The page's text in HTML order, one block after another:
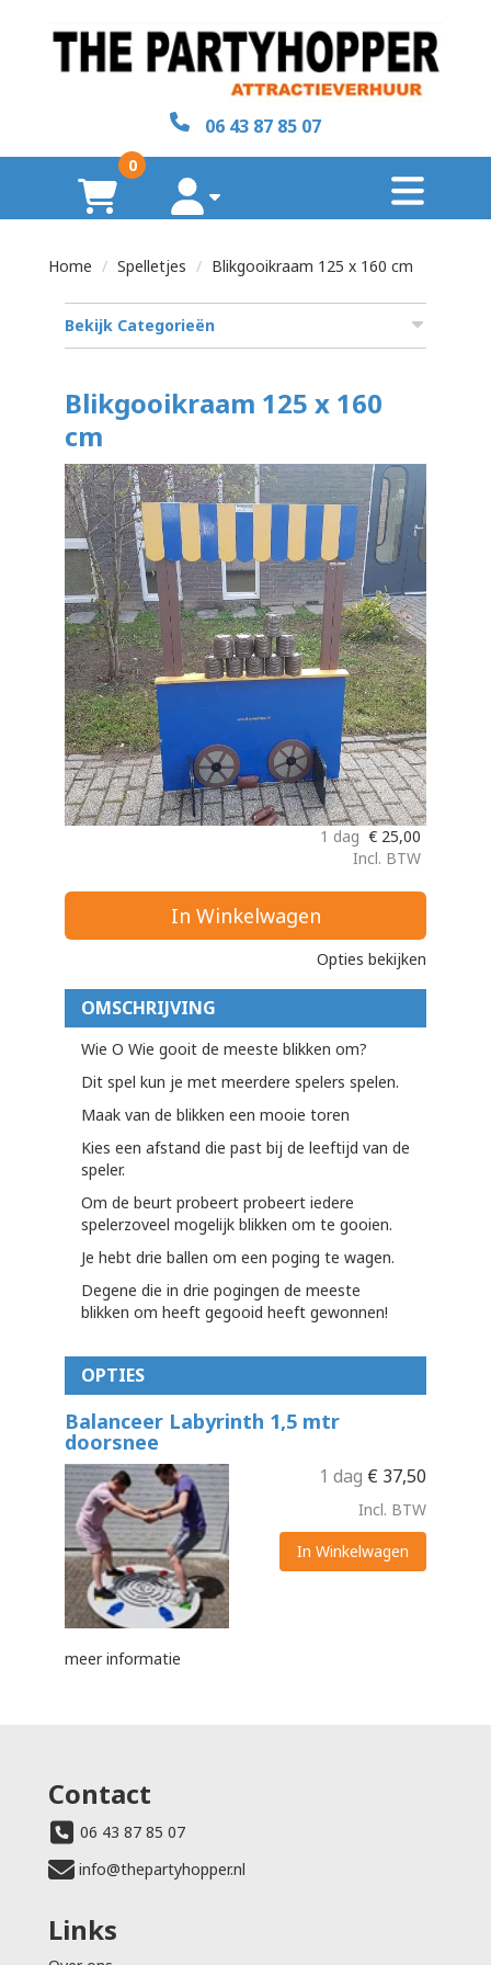
06 43 87 85 07
winkelwagen
0
account
sluiten
ons
Home Spelletjes Blikgooikraam 125 x 160 cm
Bekijk Categorieën
Blikgooikraam 125 x 160
cm
1 dag € 25,00
Incl. BTW
In Winkelwagen
Opties bekijken
OMSCHRIJVING
Wie O Wie gooit de meeste blikken om?
Dit spel kun je met meerdere spelers spelen.
Maak van de blikken een mooie toren
Kies een afstand die past bij de leeftijd van de
speler.
Om de beurt probeert probeert iedere
spelerzoveel mogelijk blikken om te gooien.
Je hebt drie ballen om een poging te wagen.
Degene die in drie pogingen de meeste
blikken om heeft gegooid heeft gewonnen!
OPTIES
Balanceer Labyrinth 1,5 mtr
doorsnee
1 dag € 37,50
Incl. BTW
In Winkelwagen
meer informatie
Contact
06 43 87 85 07
info@thepartyhopper.nl
Links